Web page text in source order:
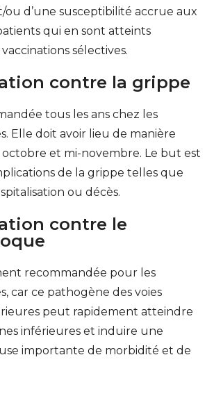
ou d’une susceptibilité accrue aux
qui en sont atteints
sélectives.
contre la grippe
tous les ans chez les
Elle doit avoir lieu de manière
et mi-novembre. Le but est
de la grippe telles que
ou décès.
contre le
recommandée pour les
car ce pathogène des voies
peut rapidement atteindre
inférieures et induire une
importante de morbidité et de